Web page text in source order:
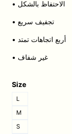
• الاحتفاظ بالشكل
• تجفيف سريع
• أربع اتجاهات تمتد
• غير شفاف
Size
L
M
S